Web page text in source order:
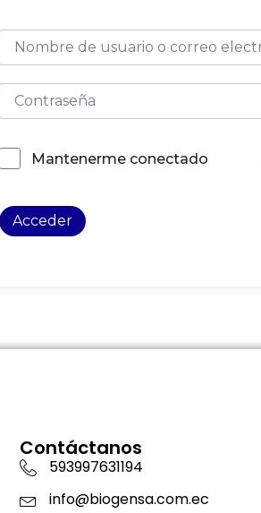
Mantenerme conectado
Acceder
Contáctanos
593997631194
info@biogensa.com.ec